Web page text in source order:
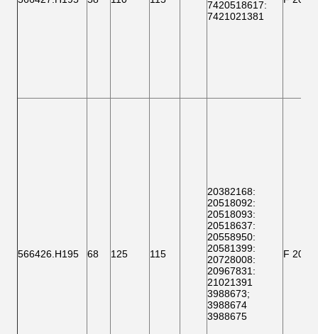
7420518617:
7421021381
566426.H195 68 125 115
20382168:
20518092:
20518093:
20518637:
20558950:
20581399:
20728008:
20967831:
21021391
3988673;
3988674
3988675
F